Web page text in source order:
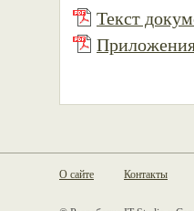
Текст
О сайте Контакты